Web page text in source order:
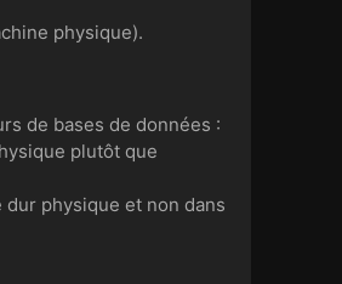
physique).
de bases de données :
plutôt que
physique et non dans